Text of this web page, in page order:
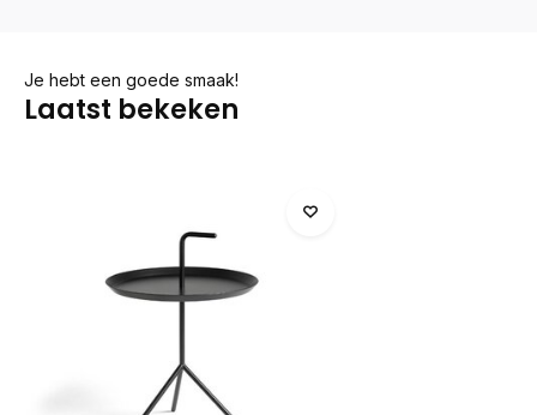
Je hebt een goede smaak!
Laatst bekeken